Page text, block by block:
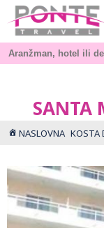
SANTA
NASLOVNA KOSTA